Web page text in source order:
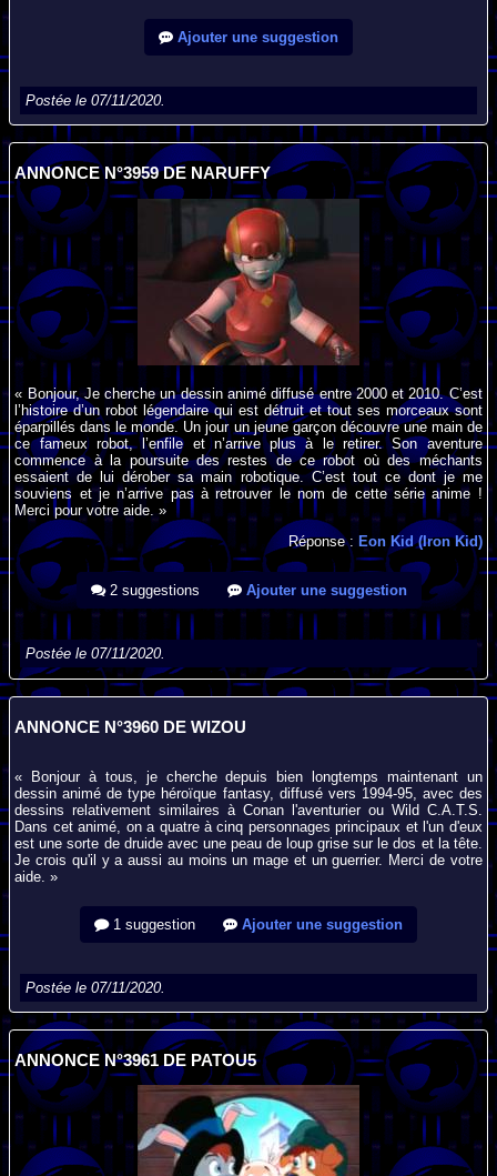
Ajouter une suggestion
Postée le 07/11/2020.
ANNONCE N°3959 DE NARUFFY
« Bonjour, Je cherche un dessin animé diffusé entre 2000 et 2010. C’est
l’histoire d’un robot légendaire qui est détruit et tout ses morceaux sont
éparpillés dans le monde. Un jour un jeune garçon découvre une main de
ce fameux robot, l’enfile et n’arrive plus à le retirer. Son aventure
commence à la poursuite des restes de ce robot où des méchants
essaient de lui dérober sa main robotique. C’est tout ce dont je me
souviens et je n’arrive pas à retrouver le nom de cette série anime !
Merci pour votre aide. »
Réponse : Eon Kid (Iron Kid)
2 suggestions Ajouter une suggestion
Postée le 07/11/2020.
ANNONCE N°3960 DE WIZOU
« Bonjour à tous, je cherche depuis bien longtemps maintenant un
dessin animé de type héroïque fantasy, diffusé vers 1994-95, avec des
dessins relativement similaires à Conan l'aventurier ou Wild C.A.T.S.
Dans cet animé, on a quatre à cinq personnages principaux et l'un d'eux
est une sorte de druide avec une peau de loup grise sur le dos et la tête.
Je crois qu'il y a aussi au moins un mage et un guerrier. Merci de votre
aide. »
1 suggestion Ajouter une suggestion
Postée le 07/11/2020.
ANNONCE N°3961 DE PATOU5